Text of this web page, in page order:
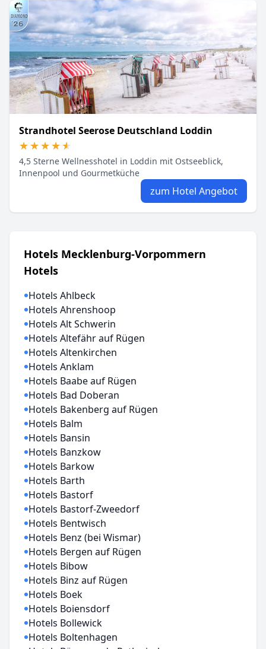
Strandhotel Seerose Deutschland Loddin
★★★★★
★★★★★
4,5 Sterne Wellnesshotel in Loddin mit Ostseeblick,
Innenpool und Gourmetküche
zum Hotel Angebot
Hotels Mecklenburg-Vorpommern
Hotels
Hotels Ahlbeck
Hotels Ahrenshoop
Hotels Alt Schwerin
Hotels Altefähr auf Rügen
Hotels Altenkirchen
Hotels Anklam
Hotels Baabe auf Rügen
Hotels Bad Doberan
Hotels Bakenberg auf Rügen
Hotels Balm
Hotels Bansin
Hotels Banzkow
Hotels Barkow
Hotels Barth
Hotels Bastorf
Hotels Bastorf-Zweedorf
Hotels Bentwisch
Hotels Benz (bei Wismar)
Hotels Bergen auf Rügen
Hotels Bibow
Hotels Binz auf Rügen
Hotels Boek
Hotels Boiensdorf
Hotels Bollewick
Hotels Boltenhagen